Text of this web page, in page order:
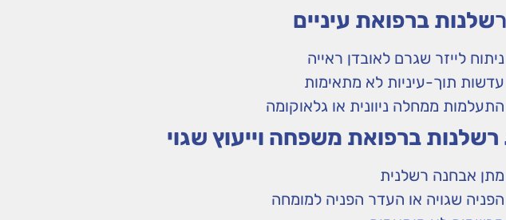
שלנות ברפואת עיניים
ניתוח לייזר שגרם לאובדן ראייה
עדשות תוך-עיניות לא מתאימות
התעלמות ממחלה ניוונית או גלאוקומה
מתן אבחנה רשלנית
הפניה שגויה או העדר הפניה למומחה